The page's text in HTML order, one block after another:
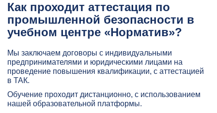
Как проходит аттестация по
промышленной безопасности в
учебном центре «Норматив»?
Мы заключаем договоры с индивидуальными
предпринимателями и юридическими лицами на
проведение повышения квалификации, с аттестацией
в ТАК.
Обучение проходит дистанционно, с использованием
нашей образовательной платформы.